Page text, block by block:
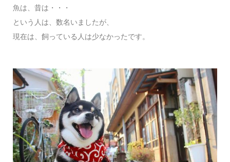
魚は、昔は・・・
という人は、数名いましたが、
現在は、飼っている人は少なかったです。